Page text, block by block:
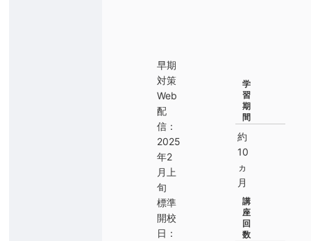
早期
対策
Web
配
信：
2025
年2
月上
旬
標準
開校
日：
学
習
期
間
約
10
ヵ
月
講
座
回
数